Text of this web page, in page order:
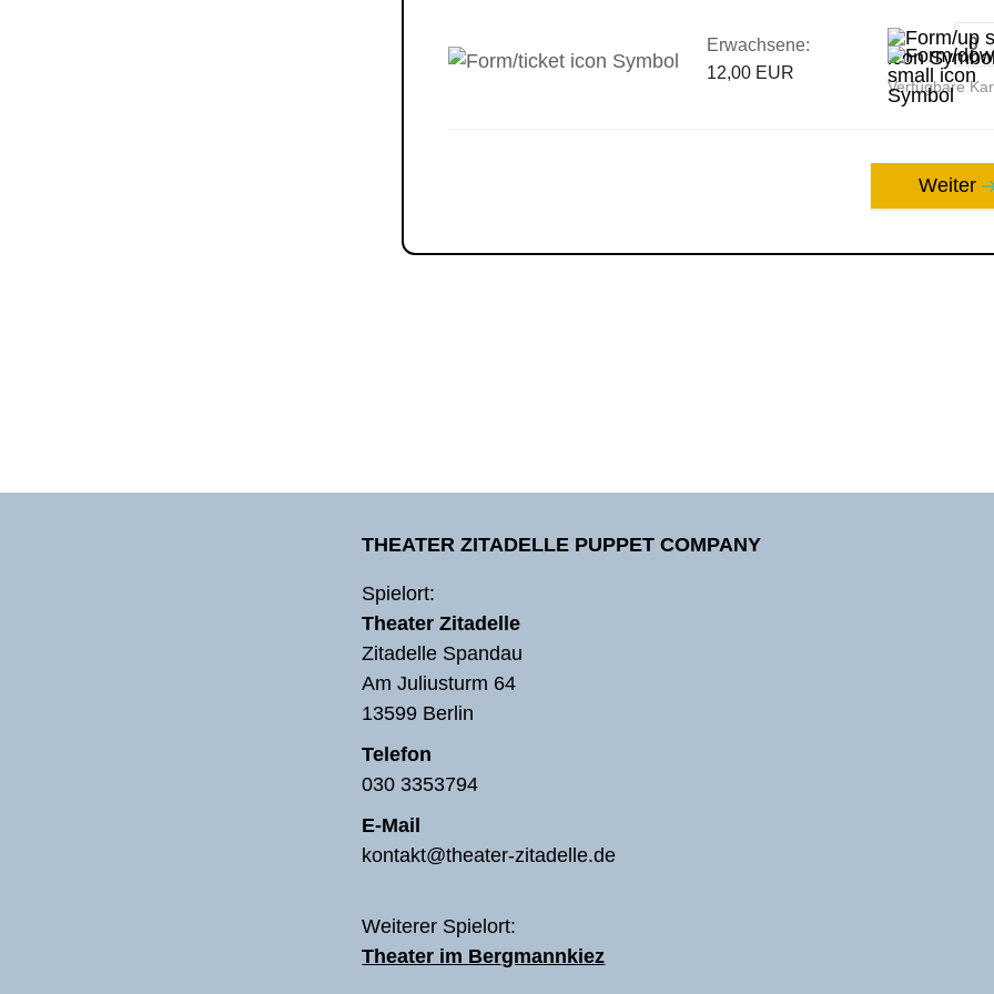
Erwachsene:
12,00 EUR
Verfügbare
Weiter
THEATER ZITADELLE PUPPET COMPANY
Spielort:
Theater Zitadelle
Zitadelle Spandau
Am Juliusturm 64
13599 Berlin
Telefon
030 3353794
E-Mail
kontakt@theater-zitadelle.de
Weiterer Spielort:
Theater im Bergmannkiez